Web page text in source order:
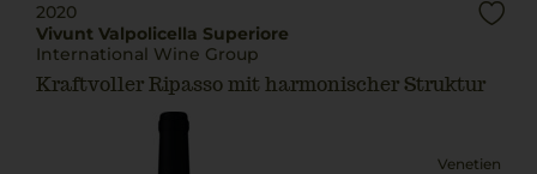
2020
Vivunt Valpolicella Superiore
International Wine Group
Kraftvoller Ripasso mit harmonischer Struktur
Venetien